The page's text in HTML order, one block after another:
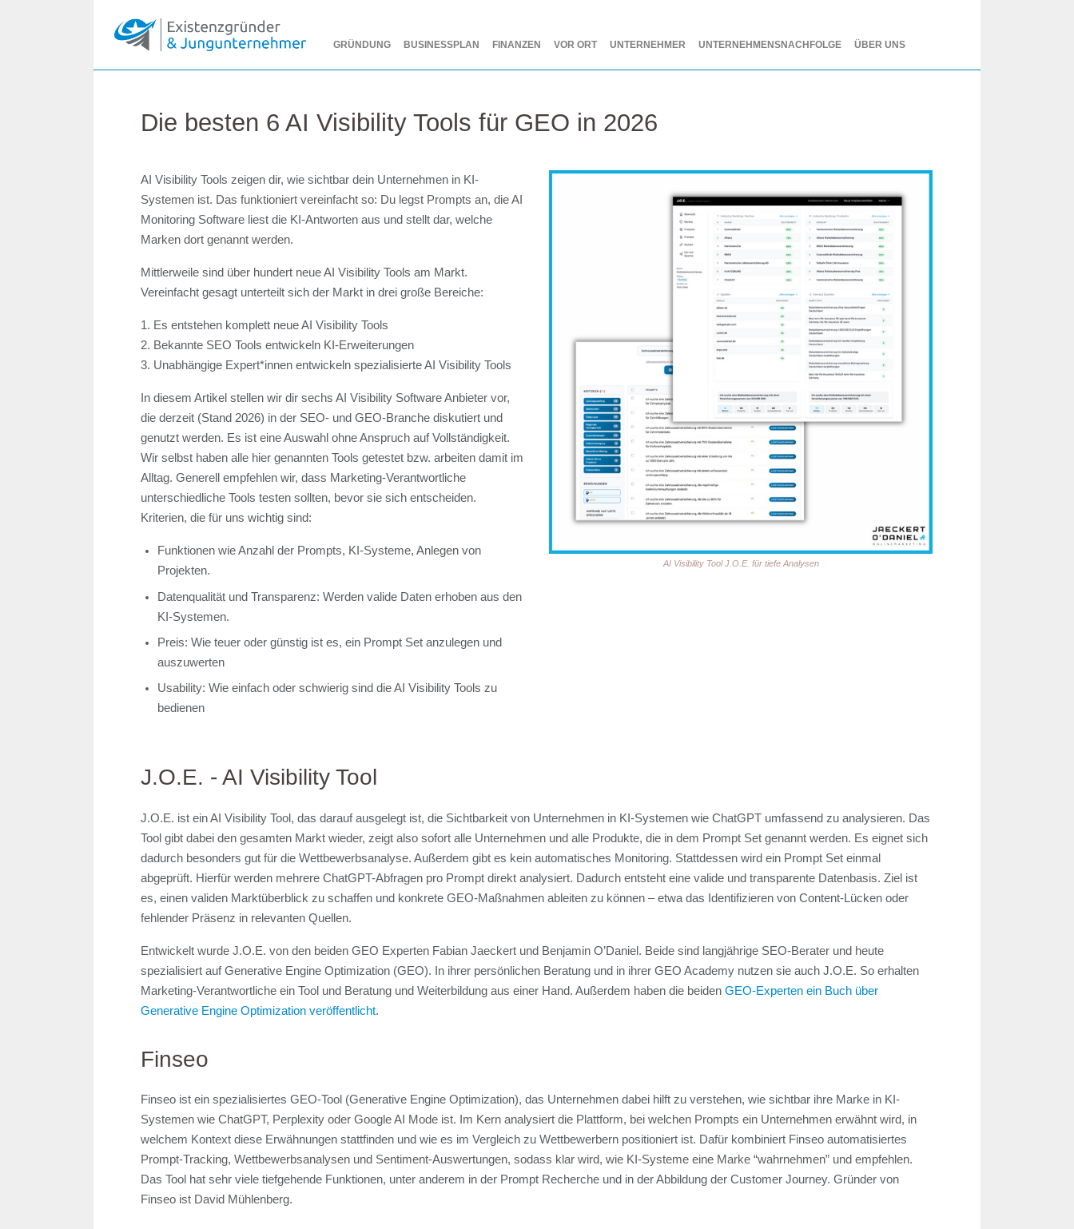
GRÜNDUNG BUSINESSPLAN FINANZEN VOR ORT UNTERNEHMER UNTERNEHMENSNACHFOLGE ÜBER UNS
Die besten 6 AI Visibility Tools für GEO in 2026
AI Visibility Tools zeigen dir, wie sichtbar dein Unternehmen in KI-
Systemen ist. Das funktioniert vereinfacht so: Du legst Prompts an, die AI
Monitoring Software liest die KI-Antworten aus und stellt dar, welche
Marken dort genannt werden.
Mittlerweile sind über hundert neue AI Visibility Tools am Markt.
Vereinfacht gesagt unterteilt sich der Markt in drei große Bereiche:
1. Es entstehen komplett neue AI Visibility Tools
2. Bekannte SEO Tools entwickeln KI-Erweiterungen
3. Unabhängige Expert*innen entwickeln spezialisierte AI Visibility Tools
In diesem Artikel stellen wir dir sechs AI Visibility Software Anbieter vor,
die derzeit (Stand 2026) in der SEO- und GEO-Branche diskutiert und
genutzt werden. Es ist eine Auswahl ohne Anspruch auf Vollständigkeit.
Wir selbst haben alle hier genannten Tools getestet bzw. arbeiten damit im
Alltag. Generell empfehlen wir, dass Marketing-Verantwortliche
unterschiedliche Tools testen sollten, bevor sie sich entscheiden.
Kriterien, die für uns wichtig sind:
Funktionen wie Anzahl der Prompts, KI-Systeme, Anlegen von
Projekten.
Datenqualität und Transparenz: Werden valide Daten erhoben aus den
KI-Systemen.
Preis: Wie teuer oder günstig ist es, ein Prompt Set anzulegen und
auszuwerten
Usability: Wie einfach oder schwierig sind die AI Visibility Tools zu
bedienen
AI Visibility Tool J.O.E. für tiefe Analysen
J.O.E. - AI Visibility Tool
J.O.E. ist ein AI Visibility Tool, das darauf ausgelegt ist, die Sichtbarkeit von Unternehmen in KI-Systemen wie ChatGPT umfassend zu analysieren. Das
Tool gibt dabei den gesamten Markt wieder, zeigt also sofort alle Unternehmen und alle Produkte, die in dem Prompt Set genannt werden. Es eignet sich
dadurch besonders gut für die Wettbewerbsanalyse. Außerdem gibt es kein automatisches Monitoring. Stattdessen wird ein Prompt Set einmal
abgeprüft. Hierfür werden mehrere ChatGPT-Abfragen pro Prompt direkt analysiert. Dadurch entsteht eine valide und transparente Datenbasis. Ziel ist
es, einen validen Marktüberblick zu schaffen und konkrete GEO-Maßnahmen ableiten zu können – etwa das Identifizieren von Content-Lücken oder
fehlender Präsenz in relevanten Quellen.
Entwickelt wurde J.O.E. von den beiden GEO Experten Fabian Jaeckert und Benjamin O’Daniel. Beide sind langjährige SEO-Berater und heute
spezialisiert auf Generative Engine Optimization (GEO). In ihrer persönlichen Beratung und in ihrer GEO Academy nutzen sie auch J.O.E. So erhalten
Marketing-Verantwortliche ein Tool und Beratung und Weiterbildung aus einer Hand. Außerdem haben die beidenGEO-Experten ein Buch über
Generative Engine Optimization veröffentlicht.
Finseo
​​Finseo ist ein spezialisiertes GEO-Tool (Generative Engine Optimization), das Unternehmen dabei hilft zu verstehen, wie sichtbar ihre Marke in KI-
Systemen wie ChatGPT, Perplexity oder Google AI Mode ist. Im Kern analysiert die Plattform, bei welchen Prompts ein Unternehmen erwähnt wird, in
welchem Kontext diese Erwähnungen stattfinden und wie es im Vergleich zu Wettbewerbern positioniert ist. Dafür kombiniert Finseo automatisiertes
Prompt-Tracking, Wettbewerbsanalysen und Sentiment-Auswertungen, sodass klar wird, wie KI-Systeme eine Marke “wahrnehmen” und empfehlen.
Das Tool hat sehr viele tiefgehende Funktionen, unter anderem in der Prompt Recherche und in der Abbildung der Customer Journey. Gründer von
Finseo ist David Mühlenberg.